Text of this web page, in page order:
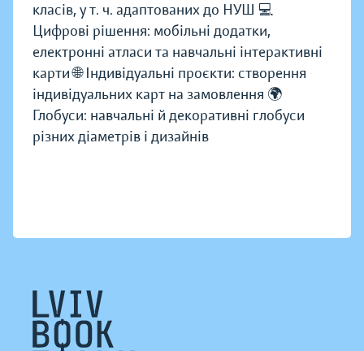
класів, у т. ч. адаптованих до НУШ 💻
Цифрові рішення: мобільні додатки,
електронні атласи та навчальні інтерактивні
карти 🌐 Індивідуальні проєкти: створення
індивідуальних карт на замовлення 🌍
Глобуси: навчальні й декоративні глобуси
різних діаметрів і дизайнів